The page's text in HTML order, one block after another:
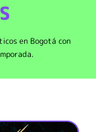
en Bogotá con